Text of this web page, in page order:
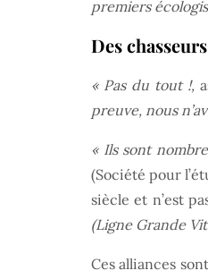
premiers
Des chasseurs
« Pas du tout !,
preuve, nous
« Ils sont
(Société pour
siècle et n’est
(Ligne Grande
Ces alliances